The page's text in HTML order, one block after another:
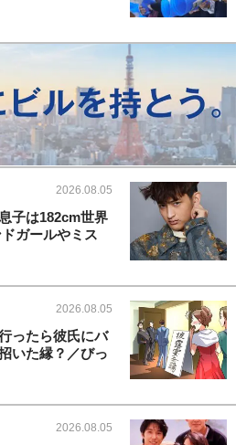
2026.08.05
子は182cm世界
ガールやミス
2026.08.05
ったら彼氏にバ
いた縁？／びっ
2026.08.05